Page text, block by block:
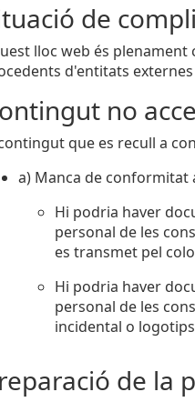
de
lloc web és
d'entitats
no
que es recull a
a) Manca de conformitat
Hi podria haver
personal de les
es transmet pel
Hi podria haver
personal de les
incidental o
de la